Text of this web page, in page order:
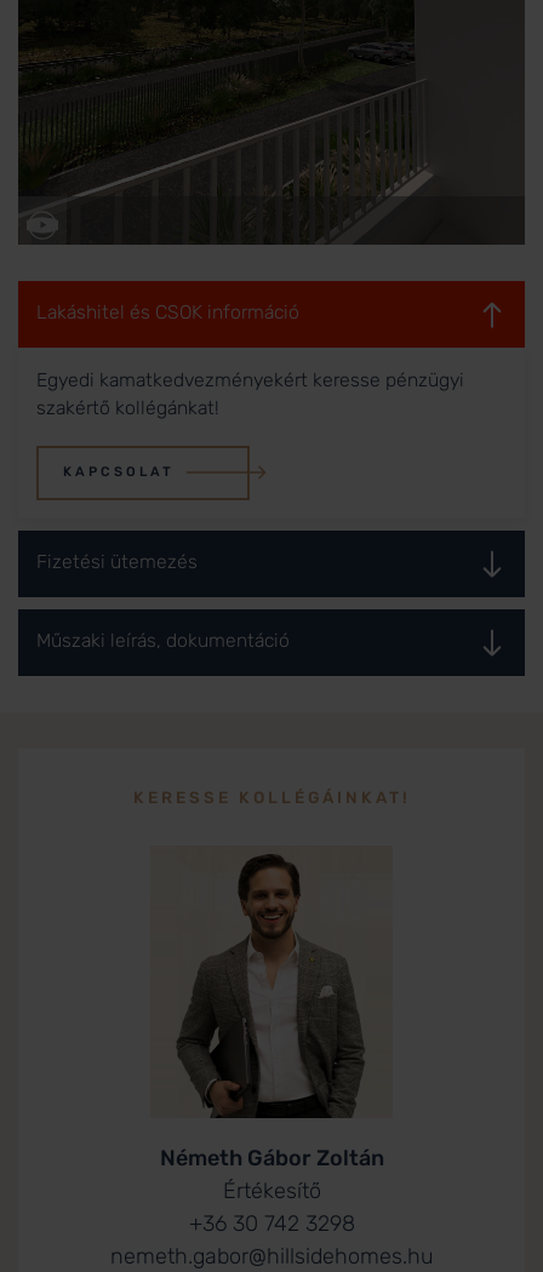
Lakáshitel és CSOK információ
Egyedi kamatkedvezményekért keresse pénzügyi
szakértő kollégánkat!
KAPCSOLAT
Fizetési ütemezés
Műszaki leírás, dokumentáció
KERESSE KOLLÉGÁINKAT!
Németh Gábor Zoltán
Értékesítő
+36 30 742 3298
nemeth.gabor@hillsidehomes.hu